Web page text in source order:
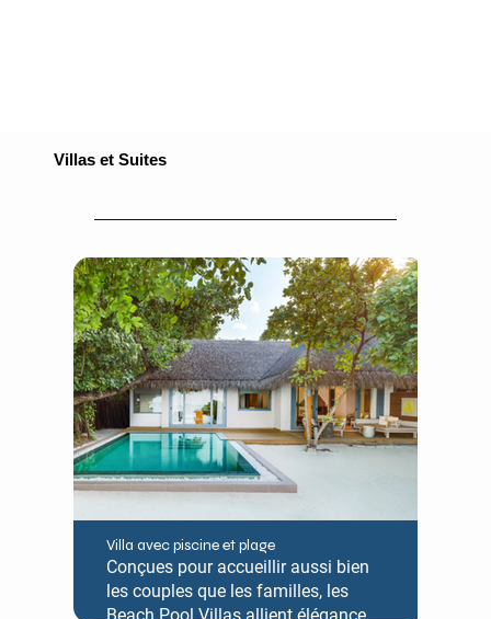
Villas et Suites
Villa avec piscine et plage
Conçues pour accueillir aussi bien
les couples que les familles, les